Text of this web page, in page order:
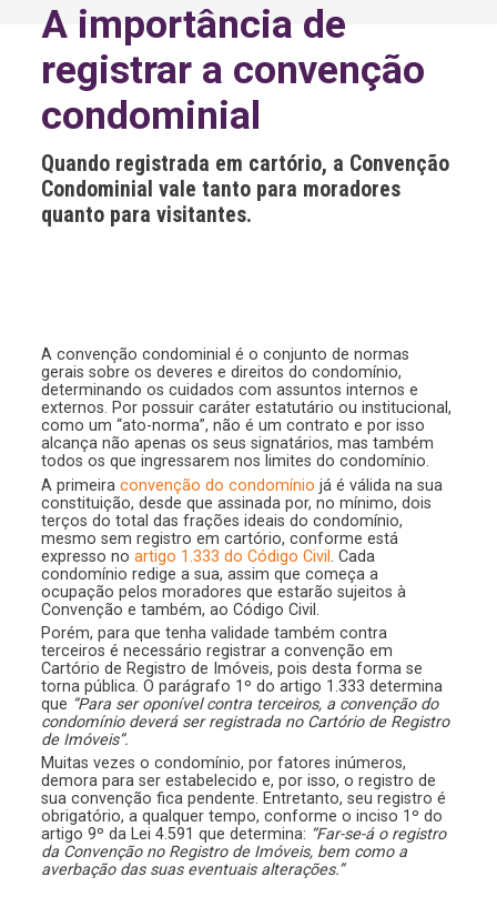
n
v
:
A importância de
registrar a convenção
condominial
Quando registrada em cartório, a Convenção
Condominial vale tanto para moradores
quanto para visitantes.
A convenção condominial é o conjunto de normas
gerais sobre os deveres e direitos do condomínio,
determinando os cuidados com assuntos internos e
externos. Por possuir caráter estatutário ou institucional,
como um “ato-norma”, não é um contrato e por isso
alcança não apenas os seus signatários, mas também
todos os que ingressarem nos limites do condomínio.
A primeiraconvenção do condomínio já é válida na sua
constituição, desde que assinada por, no mínimo, dois
terços do total das frações ideais do condomínio,
mesmo sem registro em cartório, conforme está
expresso noartigo 1.333 do Código Civil
. Cada
condomínio redige a sua, assim que começa a
ocupação pelos moradores que estarão sujeitos à
Convenção e também, ao Código Civil.
Porém, para que tenha validade também contra
terceiros é necessário registrar a convenção em
Cartório de Registro de Imóveis, pois desta forma se
torna pública. O parágrafo 1º do artigo 1.333 determina
que “Para ser oponível contra terceiros, a convenção do
condomínio deverá ser registrada no Cartório de Registro
de Imóveis”.
Muitas vezes o condomínio, por fatores inúmeros,
demora para ser estabelecido e, por isso, o registro de
sua convenção fica pendente. Entretanto, seu registro é
obrigatório, a qualquer tempo, conforme o inciso 1º do
artigo 9º da Lei 4.591 que determina: “Far-se-á o registro
da Convenção no Registro de Imóveis, bem como a
averbação das suas eventuais alterações.”